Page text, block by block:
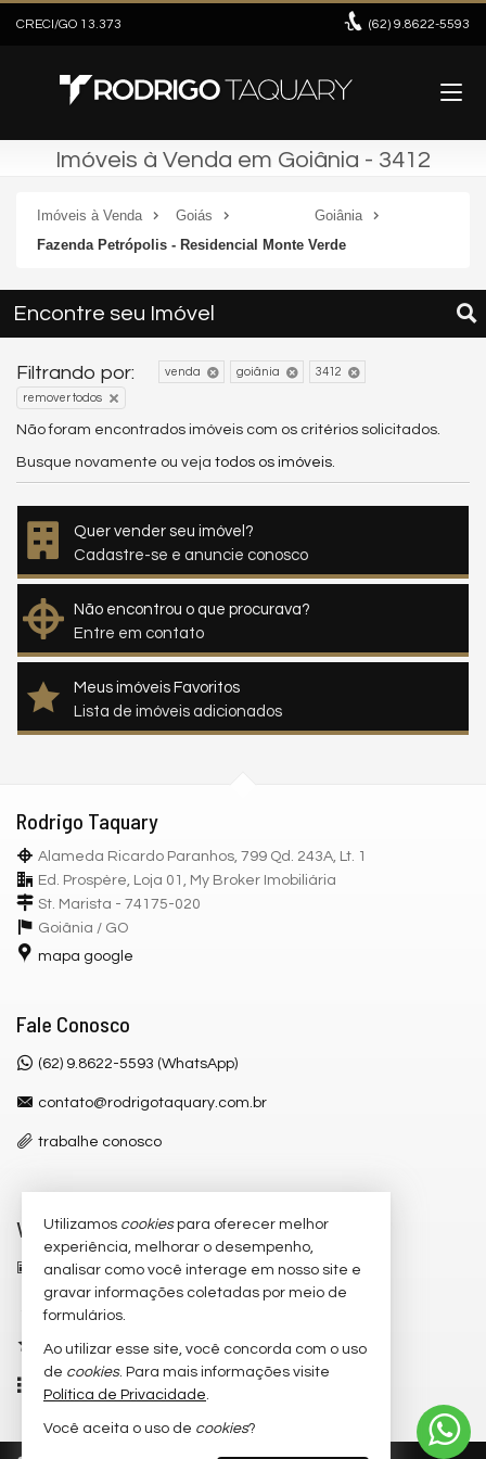
CRECI/GO 13.373 (62) 9.8622-5593
Imóveis à Venda em Goiânia - 3412
Imóveis à Venda Goiás
Goiânia
Fazenda Petrópolis - Residencial Monte Verde
Encontre seu Imóvel
Filtrando por: venda goiânia 3412
remover todos
Não foram encontrados imóveis com os critérios solicitados.
Busque novamente ou veja todos os imóveis.
Quer vender seu imóvel?
Cadastre-se e anuncie conosco
Não encontrou o que procurava?
Entre em contato
Meus imóveis Favoritos
Lista de imóveis adicionados
Rodrigo Taquary
Alameda Ricardo Paranhos, 799 Qd. 243A, Lt. 1
Ed. Prospère, Loja 01, My Broker Imobiliária
St. Marista - 74175-020
Goiânia / GO
mapa google
Fale Conosco
(62) 9.8622-5593 (WhatsApp)
contato@rodrigotaquary.com.br
trabalhe conosco
Veja Mais
receba nosso newsletter
cadastre seu imóvel
imóveis favoritos
mapa de imóveis
Utilizamos cookiespara oferecer melhor
experiência, melhorar o desempenho,
analisar como você interage em nosso site e
gravar informações coletadas por meio de
formulários.
Ao utilizar esse site, você concorda com o uso
de cookies. Para mais informações visite
Política de Privacidade.
Você aceita o uso de cookies?